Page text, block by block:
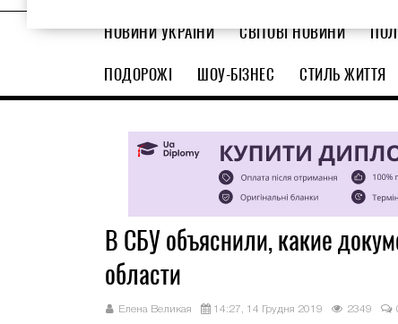
НОВИНИ УКРАЇНИ СВІТОВІ НОВИНИ
ПОДОРОЖІ
ШОУ-БІЗНЕС СТИЛЬ ЖИТТЯ
В СБУ объяснили, какие
области
Елена Великая 14:27, 14 Грудня 2019 2349